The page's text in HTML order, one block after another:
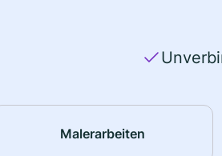
Malerarbeiten